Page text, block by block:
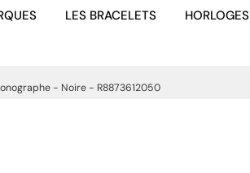
LES BRACELETS
- Noire - R8873612050